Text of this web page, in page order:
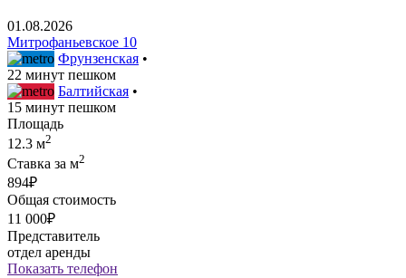
01.08.2026
Митрофаньевское 10
Фрунзенская •
22 минут пешком
Балтийская •
15 минут пешком
Площадь
12.3 м2
Ставка за м2
894₽
Общая стоимость
11 000₽
Представитель
отдел аренды
Показать телефон